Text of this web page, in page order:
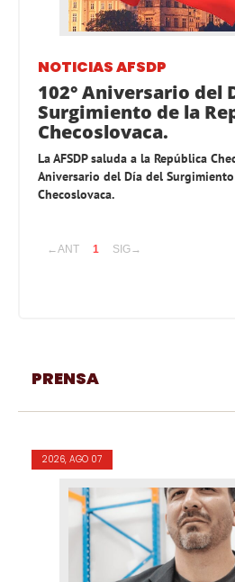
NOTICIAS AFSDP
102° Aniversario del
Surgimiento de la
Checoslovaca.
La AFSDP saluda a la República
Aniversario del Día del
Checoslovaca.
←ANT 1 SIG→
PRENSA
2026, AGO 07